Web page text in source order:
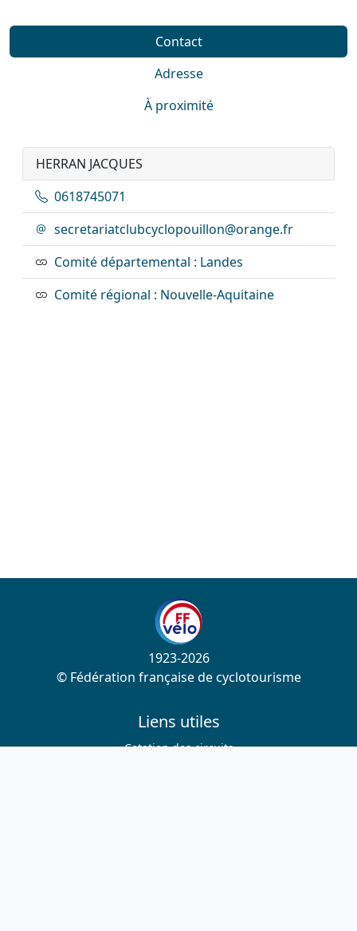
Contact
Adresse
À proximité
HERRAN JACQUES
0618745071
secretariatclubcyclopouillon@orange.fr
Comité départemental : Landes
Comité régional : Nouvelle-Aquitaine
1923-2026
© Fédération française de cyclotourisme
Liens utiles
Cotation des circuits